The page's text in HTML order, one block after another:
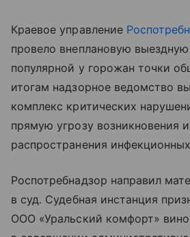
Краевое управление
провело внеплановую
популярной у горожан точки
итогам надзорное ведомство
комплекс критических
прямую угрозу возникновения
распространения
Роспотребнадзор направил
в суд. Судебная инстанция
ООО «Уральский комфорт»